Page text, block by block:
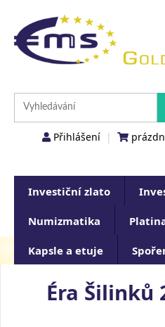
Přihlášení |
Investiční zlato
Numizmatika
Kapsle a etuje
Éra Šilinků